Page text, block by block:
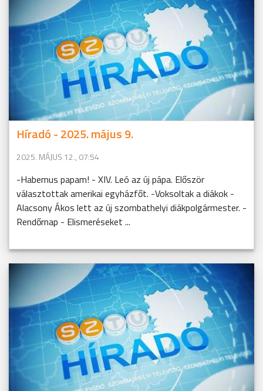
Híradó - 2025. május 9.
2025. MÁJUS 12., 07:54
-Habemus papam! - XIV. Leó az új pápa. Először
választottak amerikai egyházfőt. -Voksoltak a diákok -
Alacsony Ákos lett az új szombathelyi diákpolgármester. -
Rendőrnap - Elismeréseket ...